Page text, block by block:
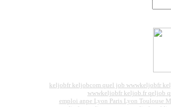
keljobfr keljobcom quel job wwwkeljobfr
wwwkeljobfr keljob.fr qeljob
emploi anpe Lyon Paris Lyon Toulouse